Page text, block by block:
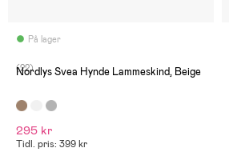
På lager
(22)
Nordlys Svea Hynde Lammeskind, Beige
295 kr
Tidl. pris: 399 kr